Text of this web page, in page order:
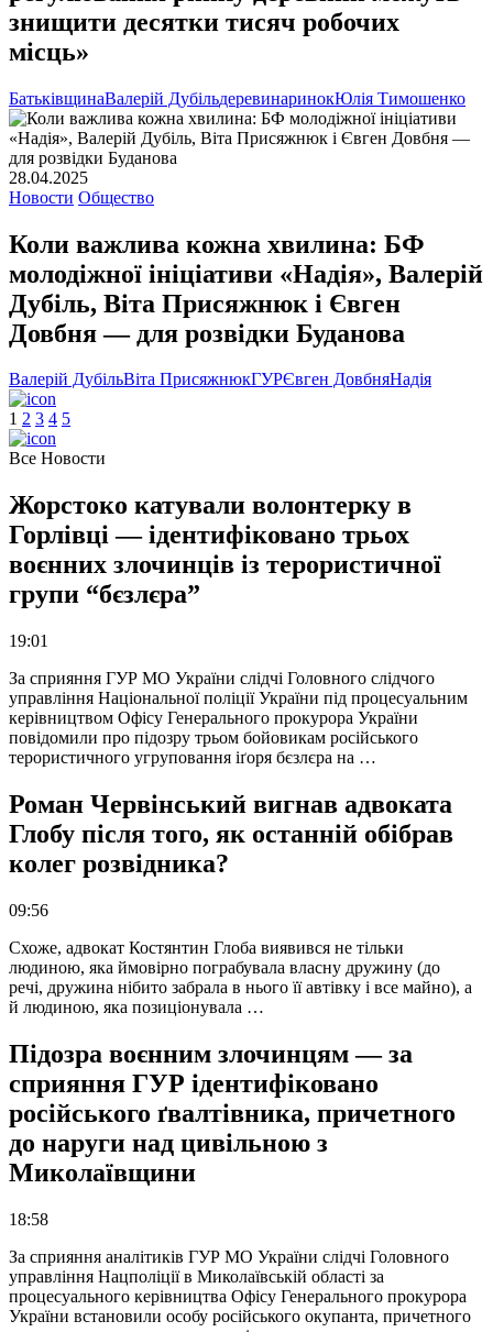
знищити десятки тисяч робочих
місць»
БатьківщинаВалерій ДубільдеревинаринокЮлія Тимошенко
28.04.2025
Новости Общество
Коли важлива кожна хвилина: БФ
молодіжної ініціативи «Надія», Валерій
Дубіль, Віта Присяжнюк і Євген
Довбня — для розвідки Буданова
Валерій ДубільВіта ПрисяжнюкГУРЄвген ДовбняНадія
1 2 3 4 5
Все Новости
Жорстоко катували волонтерку в
Горлівці — ідентифіковано трьох
воєнних злочинців із терористичної
групи “бєзлєра”
19:01
За сприяння ГУР МО України слідчі Головного слідчого
управління Національної поліції України під процесуальним
керівництвом Офісу Генерального прокурора України
повідомили про підозру трьом бойовикам російського
терористичного угруповання іґоря бєзлєра на …
Роман Червінський вигнав адвоката
Глобу після того, як останній обібрав
колег розвідника?
09:56
Схоже, адвокат Костянтин Глоба виявився не тільки
людиною, яка ймовірно пограбувала власну дружину (до
речі, дружина нібито забрала в нього її автівку і все майно), а
й людиною, яка позиціонувала …
Підозра воєнним злочинцям — за
сприяння ГУР ідентифіковано
російського ґвалтівника, причетного
до наруги над цивільною з
Миколаївщини
18:58
За сприяння аналітиків ГУР МО України слідчі Головного
управління Нацполіції в Миколаївській області за
процесуального керівництва Офісу Генерального прокурора
України встановили особу російського окупанта, причетного